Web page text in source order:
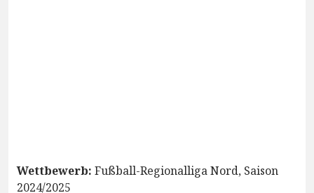
Wettbewerb: Fußball-Regionalliga Nord, Saison
2024/2025